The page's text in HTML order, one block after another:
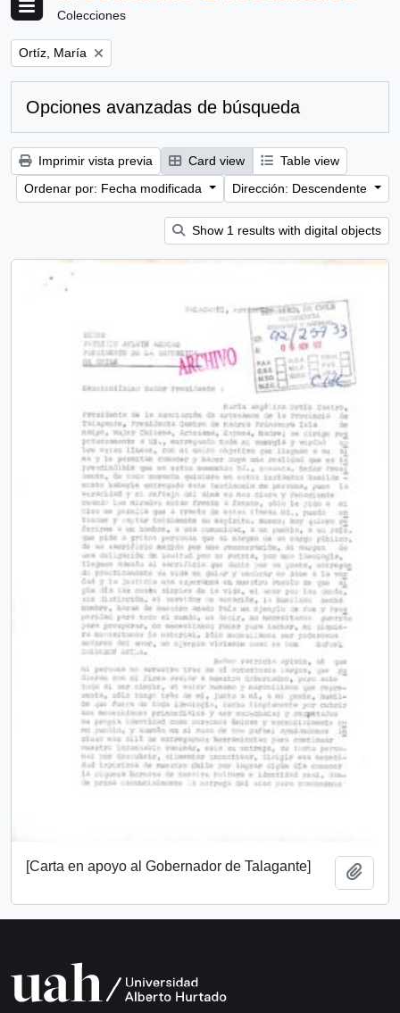
Colecciones
Remove filter:
Ortíz, María
Opciones avanzadas de búsqueda
Imprimir vista previa Card view
Table view
Ordenar por: Fecha modificada
Dirección: Descendente
Show 1 results with digital objects
[Carta en apoyo al Gobernador de Talagante]